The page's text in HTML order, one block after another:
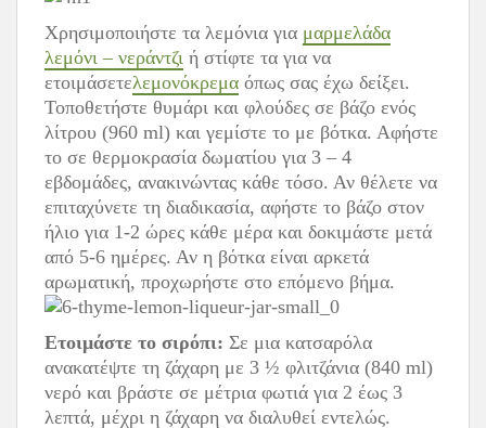
Χρησιμοποιήστε τα λεμόνια για μαρμελάδα
λεμόνι – νεράντζι ή στίφτε τα για να
ετοιμάσετελεμονόκρεμα όπως σας έχω δείξει.
Τοποθετήστε θυμάρι και φλούδες σε βάζο ενός
λίτρου (960 ml) και γεμίστε το με βότκα. Αφήστε
το σε θερμοκρασία δωματίου για 3 – 4
εβδομάδες, ανακινώντας κάθε τόσο. Αν θέλετε να
επιταχύνετε τη διαδικασία, αφήστε το βάζο στον
ήλιο για 1-2 ώρες κάθε μέρα και δοκιμάστε μετά
από 5-6 ημέρες. Αν η βότκα είναι αρκετά
αρωματική, προχωρήστε στο επόμενο βήμα.
Ετοιμάστε το σιρόπι: Σε μια κατσαρόλα
ανακατέψτε τη ζάχαρη με 3 ½ φλιτζάνια (840 ml)
νερό και βράστε σε μέτρια φωτιά για 2 έως 3
λεπτά, μέχρι η ζάχαρη να διαλυθεί εντελώς.